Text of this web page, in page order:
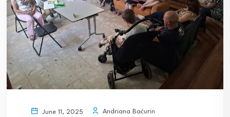
June 11, 2025
Andriana Baćurin